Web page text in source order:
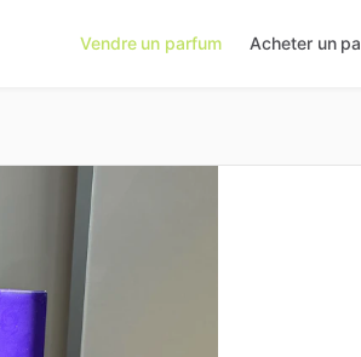
Vendre un parfum Acheter un